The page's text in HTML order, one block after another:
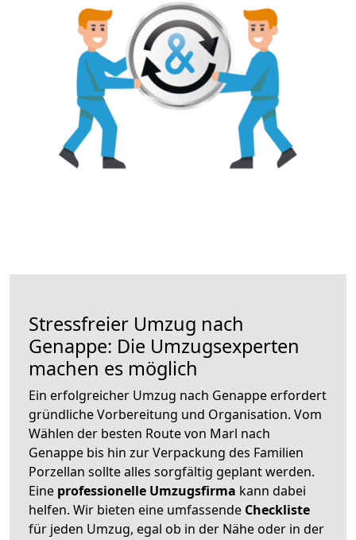
Stressfreier Umzug nach
Genappe: Die Umzugsexperten
machen es möglich
Ein erfolgreicher Umzug nach Genappe erfordert
gründliche Vorbereitung und Organisation. Vom
Wählen der besten Route von Marl nach
Genappe bis hin zur Verpackung des Familien
Porzellan sollte alles sorgfältig geplant werden.
Eine professionelle Umzugsfirma kann dabei
helfen. Wir bieten eine umfassende Checkliste
für jeden Umzug, egal ob in der Nähe oder in der